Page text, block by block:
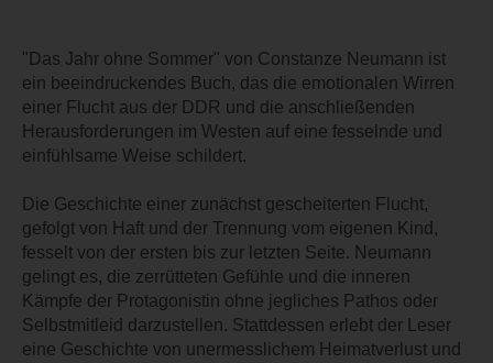
"Das Jahr ohne Sommer" von Constanze Neumann ist
ein beeindruckendes Buch, das die emotionalen Wirren
einer Flucht aus der DDR und die anschließenden
Herausforderungen im Westen auf eine fesselnde und
einfühlsame Weise schildert.
Die Geschichte einer zunächst gescheiterten Flucht,
gefolgt von Haft und der Trennung vom eigenen Kind,
fesselt von der ersten bis zur letzten Seite. Neumann
gelingt es, die zerrütteten Gefühle und die inneren
Kämpfe der Protagonistin ohne jegliches Pathos oder
Selbstmitleid darzustellen. Stattdessen erlebt der Leser
eine Geschichte von unermesslichem Heimatverlust und